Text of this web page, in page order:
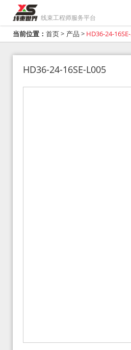
线束工程师服务平台
当前位置： 首页> 产品 > HD36-24-16SE-
HD36-24-16SE-L005